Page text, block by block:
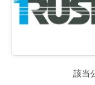
該当